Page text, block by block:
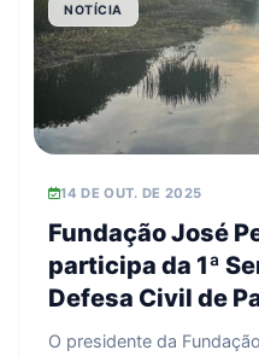
NOTÍCIA
14 DE OUT. DE 2025
Fundação José
participa da 1ª
Defesa Civil de
O presidente da